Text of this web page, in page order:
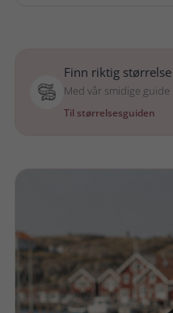
Finn riktig størrelse
Med vår smidige guide
Til størrelsesguiden